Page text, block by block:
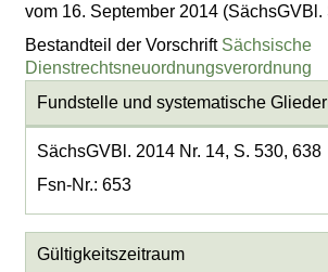
vom 16. September 2014 (SächsGVBl.
Bestandteil der Vorschrift Sächsische
Dienstrechtsneuordnungsverordnung
Fundstelle und systematische
SächsGVBl. 2014 Nr. 14, S. 530, 638
Fsn-Nr.: 653
Gültigkeitszeitraum